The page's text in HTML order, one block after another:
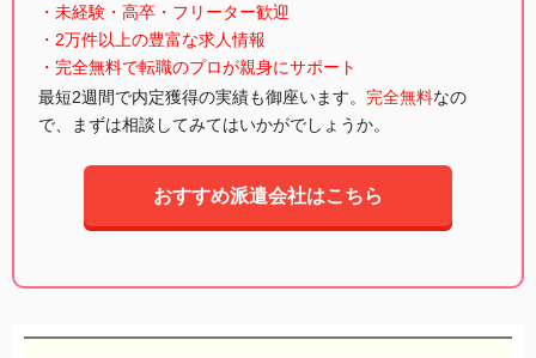
・未経験・高卒・フリーター歓迎
・2万件以上の豊富な求人情報
・完全無料で転職のプロが親身にサポート
最短2週間で内定獲得の実績も御座います。 完全無料なの
で、まずは相談してみてはいかがでしょうか。
おすすめ派遣会社はこちら